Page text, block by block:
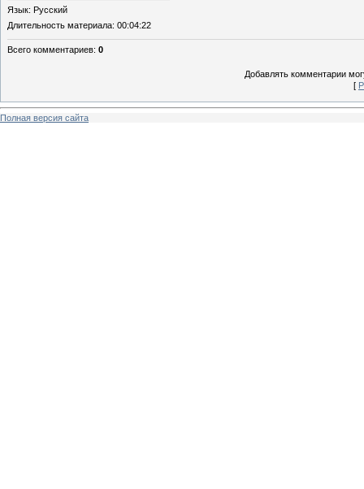
Язык: Русский
Длительность материала: 00:04:22
Всего комментариев: 0
Добавлять комментарии
[
Полная версия сайта